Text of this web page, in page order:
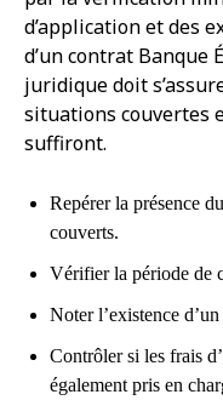
d’application et des
d’un contrat Banque
juridique doit
situations couvertes
suffiront.
Repérer la présence
couverts.
Vérifier la période de
Noter l’existence
Contrôler si les frais
également pris en